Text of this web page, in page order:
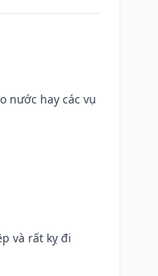
nước hay các vụ
và rất kỵ đi